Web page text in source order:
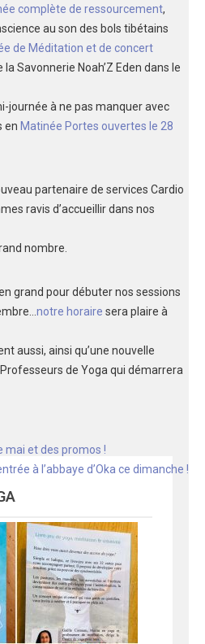
complète de ressourcement,
au son des bols tibétains
de Méditation et de concert
Savonnerie Noah’Z Eden dans le
journée à ne pas manquer avec
en Matinée Portes ouvertes le 28
partenaire de services Cardio
ravis d’accueillir dans nos
nombre.
grand pour débuter nos sessions
notre horaire sera plaire à
aussi, ainsi qu’une nouvelle
de Yoga qui démarrera
mai et des promos !
à l’abbaye d’Oka ce dimanche !